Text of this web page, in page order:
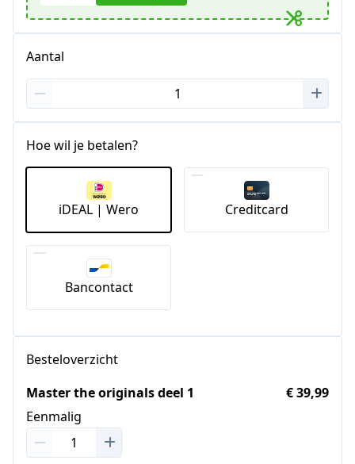
Aantal
Hoe wil je betalen?
iDEAL | Wero Creditcard
Bancontact
Besteloverzicht
Master the originals deel 1
Eenmalig
€ 39,99